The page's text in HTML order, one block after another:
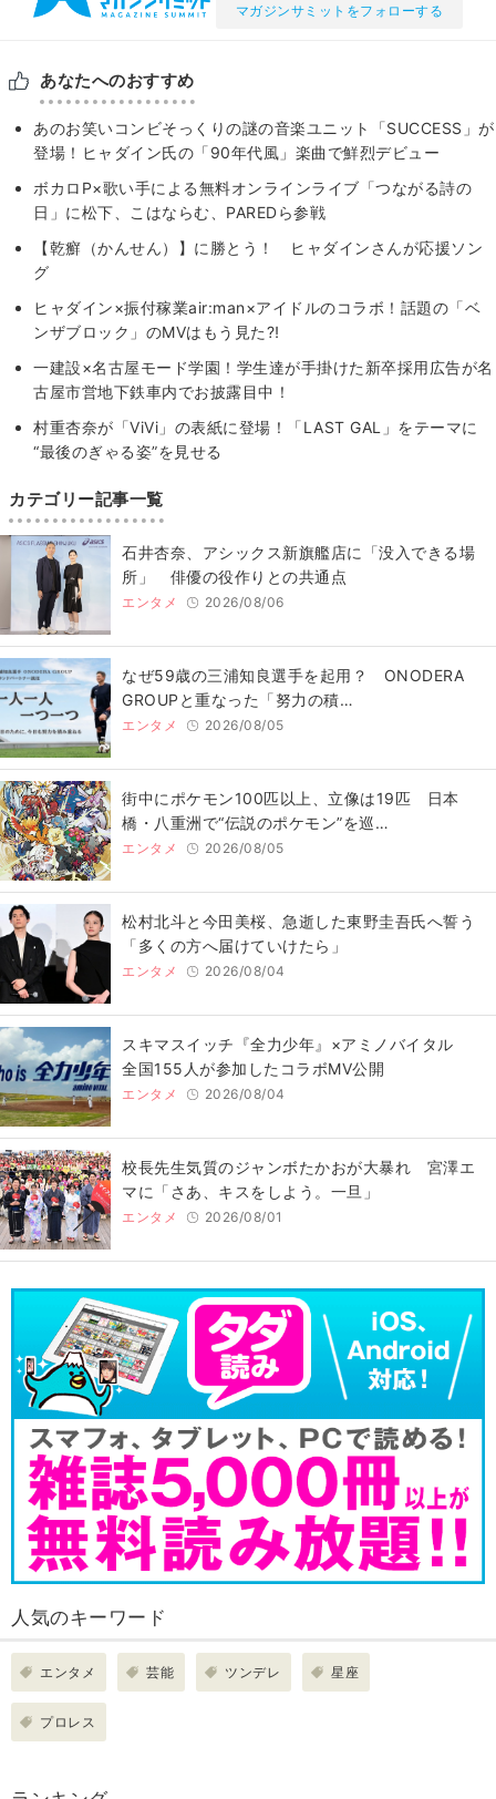
マガジンサミットをフォローする
あなたへのおすすめ
あのお笑いコンビそっくりの謎の音楽ユニット「SUCCESS」が
登場！ヒャダイン氏の「90年代風」楽曲で鮮烈デビュー
ボカロP×歌い手による無料オンラインライブ「つながる詩の
日」に松下、こはならむ、PAREDら参戦
【乾癬（かんせん）】に勝とう！ ヒャダインさんが応援ソン
グ
ヒャダイン×振付稼業air:man×アイドルのコラボ！話題の「ベ
ンザブロック」のMVはもう見た⁈
一建設×名古屋モード学園！学生達が手掛けた新卒採用広告が名
古屋市営地下鉄車内でお披露目中！
村重杏奈が「ViVi」の表紙に登場！「LAST GAL」をテーマに
“最後のぎゃる姿”を見せる
カテゴリー記事一覧
石井杏奈、アシックス新旗艦店に「没入できる場
所」 俳優の役作りとの共通点
エンタメ 2026/08/06
なぜ59歳の三浦知良選手を起用？ ONODERA
GROUPと重なった「努力の積…
エンタメ 2026/08/05
街中にポケモン100匹以上、立像は19匹 日本
橋・八重洲で“伝説のポケモン”を巡…
エンタメ 2026/08/05
松村北斗と今田美桜、急逝した東野圭吾氏へ誓う
「多くの方へ届けていけたら」
エンタメ 2026/08/04
スキマスイッチ『全力少年』×アミノバイタル
全国155人が参加したコラボMV公開
エンタメ 2026/08/04
校長先生気質のジャンボたかおが大暴れ 宮澤エ
マに「さあ、キスをしよう。一旦」
エンタメ 2026/08/01
人気のキーワード
エンタメ 芸能 ツンデレ 星座
プロレス